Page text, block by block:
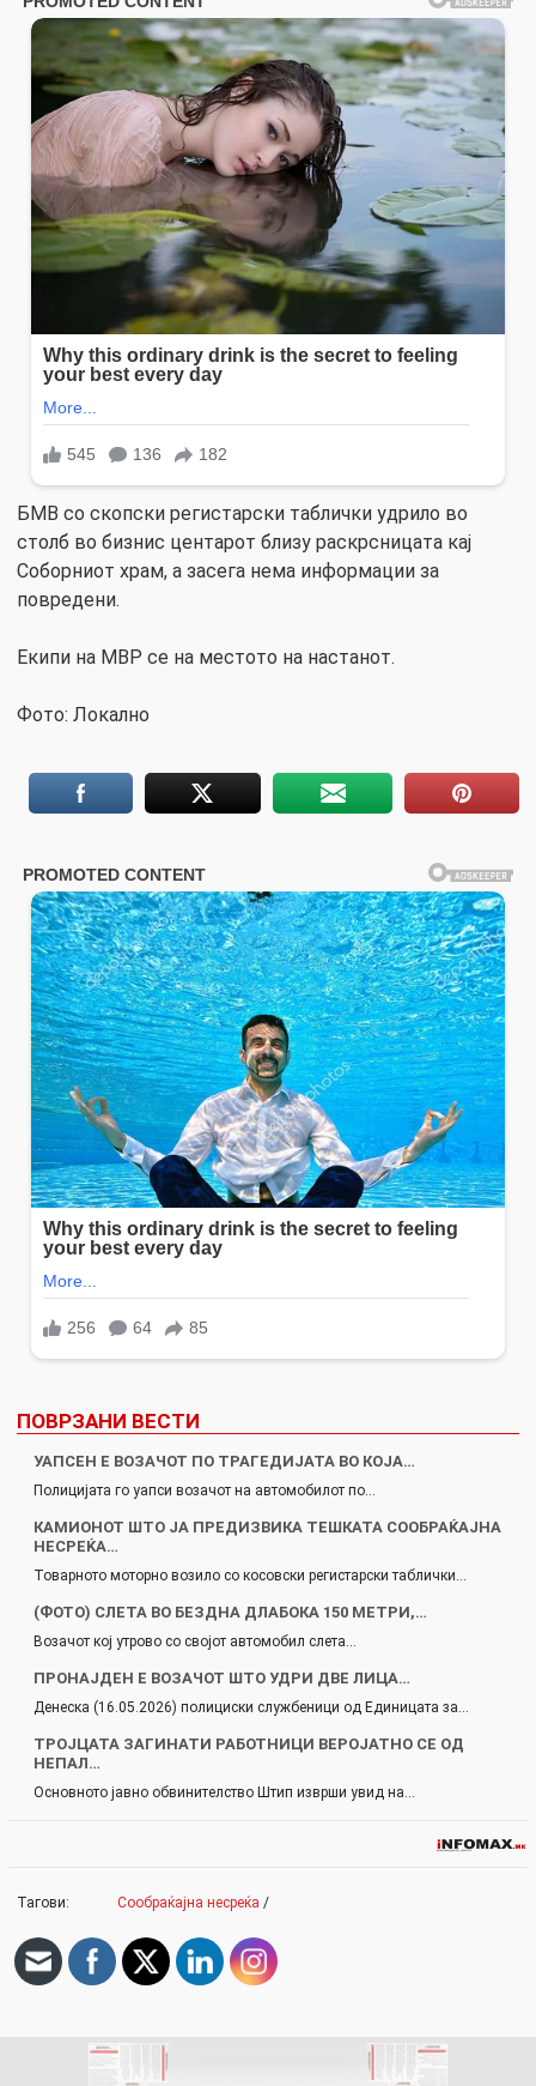
БМВ со скопски регистарски таблички удрило во
столб во бизнис центарот близу раскрсницата кај
Соборниот храм, а засега нема информации за
повредени.
Екипи на МВР се на местото на настанот.
Фото: Локално
ПОВРЗАНИ ВЕСТИ
УАПСЕН E ВОЗАЧОТ ПО ТРАГЕДИЈАТА ВО КОЈА…
Полицијата го уапси возачот на автомобилот по…
КАМИОНОТ ШТО ЈА ПРЕДИЗВИКА ТЕШКАТА СООБРАЌАЈНА
НЕСРЕЌА…
Товарното моторно возило со косовски регистарски таблички…
(ФОТО) СЛЕТА ВО БЕЗДНА ДЛАБОКА 150 МЕТРИ,…
Возачот кој утрово со својот автомобил слета…
ПРОНАЈДЕН Е ВОЗАЧОТ ШТО УДРИ ДВЕ ЛИЦА…
Денеска (16.05.2026) полициски службеници од Единицата за…
ТРОЈЦАТА ЗАГИНАТИ РАБОТНИЦИ ВЕРОЈАТНО СЕ ОД
НЕПАЛ…
Основното јавно обвинителство Штип изврши увид на…
Тагови: Сообраќајна несреќа /